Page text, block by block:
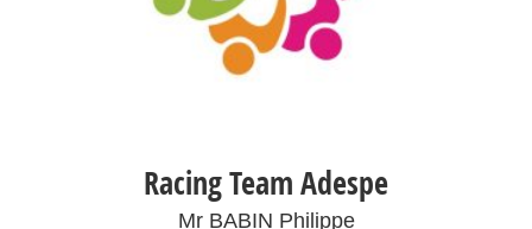
Racing Team Adespe
Mr BABIN Philippe